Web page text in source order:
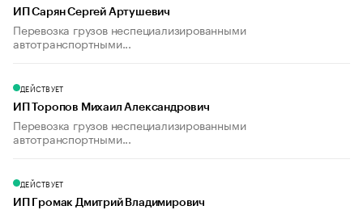
ИП Сарян Сергей Артушевич
Перевозка грузов неспециализированными
автотранспортными...
ДЕЙСТВУЕТ
ИП Торопов Михаил Александрович
Перевозка грузов неспециализированными
автотранспортными...
ДЕЙСТВУЕТ
ИП Громак Дмитрий Владимирович